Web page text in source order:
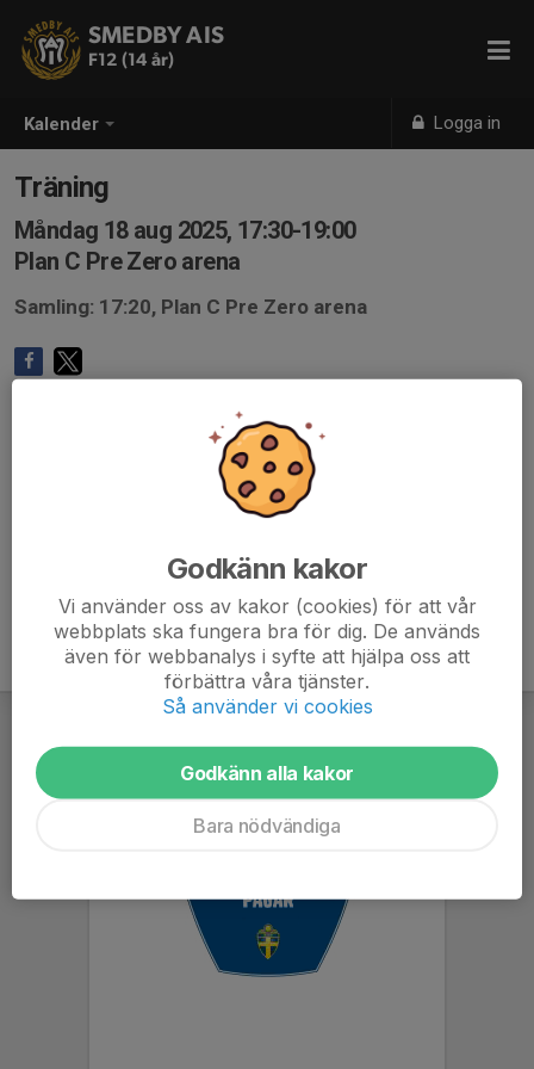
Kalender Logga in
SMEDBY AIS
F12 (14 år)
Träning
Måndag 18 aug 2025, 17:30-19:00
Plan C Pre Zero arena
Samling: 17:20, Plan C Pre Zero arena
Godkänn kakor
Vi använder oss av kakor (cookies) för att vår
webbplats ska fungera bra för dig. De används
även för webbanalys i syfte att hjälpa oss att
förbättra våra tjänster.
Så använder vi cookies
Godkänn alla kakor
Bara nödvändiga